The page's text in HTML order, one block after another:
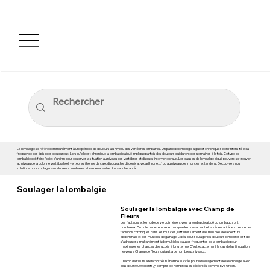
La lombalgie se réfère communément à une période de douleurs au niveau des vertèbres lombaires. On parle de lombalgie aiguë et chronique selon l’intensité et la
fréquence des épisodes douloureux. Lorsqu’elle est chronique la lombalgie aiguë implique parfois des douleurs qui durent des semaines à la fois. Ce type de
lombalgie doit faire l’objet d’un irm pour observer la situation au niveau des vertèbres et disques intervertébraux. Les causes de lombalgie aiguë peuvent se trouver
au niveau de la colonne vertébrale et vertèbres (hernie discale, discopathie dégénérative, arthrose…) ou au niveau des muscles et tendons. Découvrez nos
solutions pour soulager vos douleurs lombaires et ramener votre dos vers la santé.
Soulager la lombalgie
Soulager la lombalgie avec Champ de
Fleurs
Les facteurs et le mode de vie qui mènent vers la lombalgie aiguë ou lumbago sont
nombreux. On note par exemple le manque de mouvement et la sédentarité, le stress et les
tensions chroniques dans les muscles, l’affaiblissement des muscles de la ceinture
abdominale et des muscles de gainage, L’idéal pour soulager les douleurs lombaires est de
s’adresser simultanément à de multiples causes fréquentes de la lombalgie pour
maximiser les chances de succès à long terme. C’est exactement le cas de la stimulation
nerveuse Champ de Fleurs qui agit à de nombreux niveaux.
Champ de Fleurs a rencontré un énorme succès pour le soulagement de la lombalgie avec
plus de 350 000 clients, y compris de nombreuses célébrités comme Eva Green.